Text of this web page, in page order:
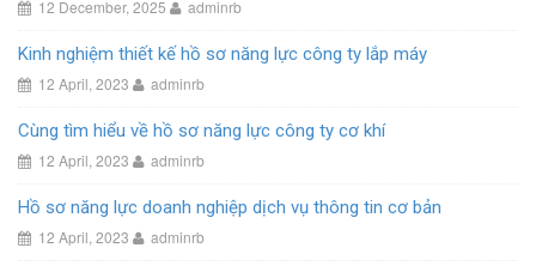
12 December, 2025 adminrb
Kinh nghiệm thiết kế hồ sơ năng lực công ty lắp máy
12 April, 2023 adminrb
Cùng tìm hiểu về hồ sơ năng lực công ty cơ khí
12 April, 2023 adminrb
Hồ sơ năng lực doanh nghiệp dịch vụ thông tin cơ bản
12 April, 2023 adminrb